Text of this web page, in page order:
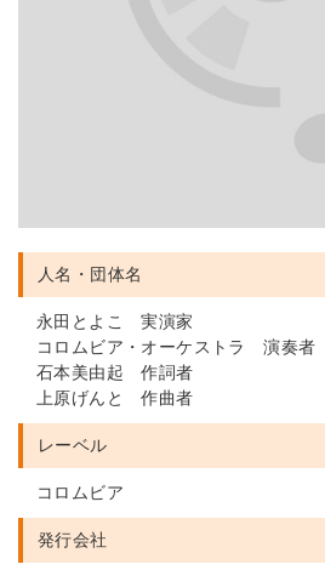
人名・団体名
永田とよこ 実演家
コロムビア・オーケストラ 演奏者
石本美由起 作詞者
上原げんと 作曲者
レーベル
コロムビア
発行会社